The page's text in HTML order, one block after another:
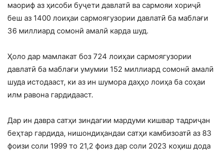
маориф аз ҳисоби буҷети давлатӣ ва сармояи хориҷӣ
беш аз 1400 лоиҳаи сармоягузории давлатӣ ба маблағи
36 миллиард сомонӣ амалӣ карда шуд.
Ҳоло дар мамлакат боз 724 лоиҳаи сармоягузории
давлатӣ ба маблағи умумии 152 миллиард сомонӣ амалӣ
шуда истодааст, ки аз ин шумора даҳҳо лоиҳа ба соҳаи
илм равона гардидааст.
Дар ин давра сатҳи зиндагии мардуми кишвар тадриҷан
беҳтар гардида, нишондиҳандаи сатҳи камбизоатӣ аз 83
фоизи соли 1999 то 21,2 фоиз дар соли 2023 коҳиш дода